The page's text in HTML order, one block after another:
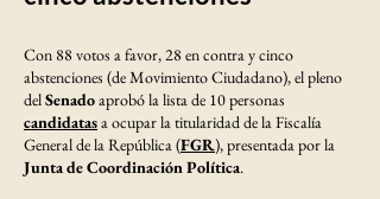
Con 88 votos a favor, 28 en contra y cinco
abstenciones (de Movimiento Ciudadano), el pleno
delSenadoaprobó la lista de 10 personas
candidatasa ocupar la titularidad de la Fiscalía
General de la República (FGR), presentada por la
Junta de Coordinación Política.